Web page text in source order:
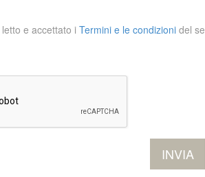
e accettato i Termini e le condizioni del